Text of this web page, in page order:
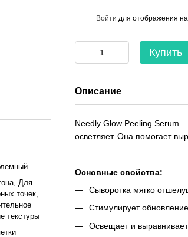
Для
точек,
текстуры
Войти для отображения
Купить
Описание
Needly Glow Peeling Serum
осветляет. Она помогает
Основные свойства:
Сыворотка мягко
Стимулирует обновление
Освещает и